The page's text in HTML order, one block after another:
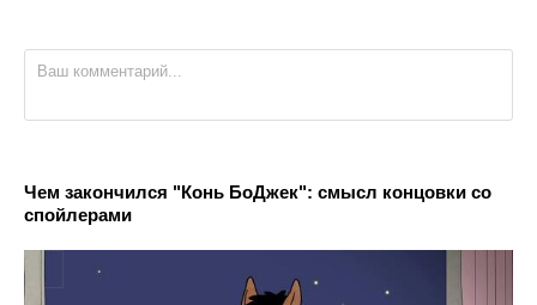
Чем закончился "Конь БоДжек": смысл концовки со
спойлерами